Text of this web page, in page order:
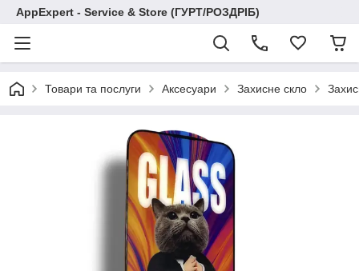
AppExpert - Service & Store (ГУРТ/РОЗДРІБ)
Товари та послуги Аксесуари Захисне скло